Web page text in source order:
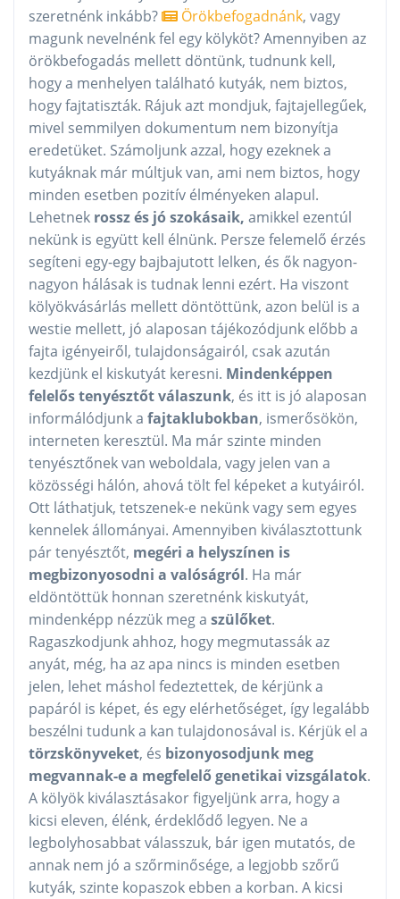
szeretnénk inkább?
Örökbefogadnánk, vagy
magunk nevelnénk fel egy kölyköt? Amennyiben az
örökbefogadás mellett döntünk, tudnunk kell,
hogy a menhelyen található kutyák, nem biztos,
hogy fajtatiszták. Rájuk azt mondjuk, fajtajellegűek,
mivel semmilyen dokumentum nem bizonyítja
eredetüket. Számoljunk azzal, hogy ezeknek a
kutyáknak már múltjuk van, ami nem biztos, hogy
minden esetben pozitív élményeken alapul.
Lehetnek rossz és jó szokásaik, amikkel ezentúl
nekünk is együtt kell élnünk. Persze felemelő érzés
segíteni egy-egy bajbajutott lelken, és ők nagyon-
nagyon hálásak is tudnak lenni ezért. Ha viszont
kölyökvásárlás mellett döntöttünk, azon belül is a
westie mellett, jó alaposan tájékozódjunk előbb a
fajta igényeiről, tulajdonságairól, csak azután
kezdjünk el kiskutyát keresni. Mindenképpen
felelős tenyésztőt válaszunk, és itt is jó alaposan
informálódjunk a fajtaklubokban, ismerősökön,
interneten keresztül. Ma már szinte minden
tenyésztőnek van weboldala, vagy jelen van a
közösségi hálón, ahová tölt fel képeket a kutyáiról.
Ott láthatjuk, tetszenek-e nekünk vagy sem egyes
kennelek állományai. Amennyiben kiválasztottunk
pár tenyésztőt, megéri a helyszínen is
megbizonyosodni a valóságról. Ha már
eldöntöttük honnan szeretnénk kiskutyát,
mindenképp nézzük meg a szülőket.
Ragaszkodjunk ahhoz, hogy megmutassák az
anyát, még, ha az apa nincs is minden esetben
jelen, lehet máshol fedeztettek, de kérjünk a
papáról is képet, és egy elérhetőséget, így legalább
beszélni tudunk a kan tulajdonosával is. Kérjük el a
törzskönyveket, és bizonyosodjunk meg
megvannak-e a megfelelő genetikai vizsgálatok.
A kölyök kiválasztásakor figyeljünk arra, hogy a
kicsi eleven, élénk, érdeklődő legyen. Ne a
legbolyhosabbat válasszuk, bár igen mutatós, de
annak nem jó a szőrminősége, a legjobb szőrű
kutyák, szinte kopaszok ebben a korban. A kicsi